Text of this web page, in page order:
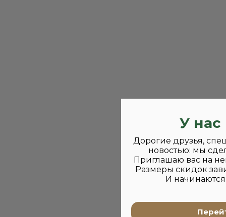
У нас
Дорогие друзья,
новостью: мы
Приглашаю вас на
Размеры скидок
И начинаются